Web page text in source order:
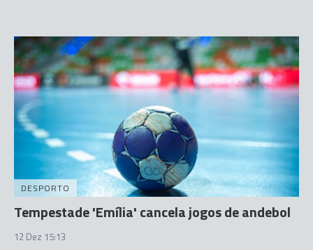
DESPORTO
Tempestade 'Emília' cancela jogos de andebol
12 Dez 15:13